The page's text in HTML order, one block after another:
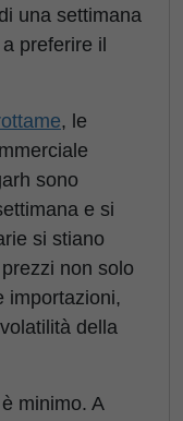
una settimana
preferire il
, le
sono
e si
si stiano
non solo
importazioni,
della
minimo. A